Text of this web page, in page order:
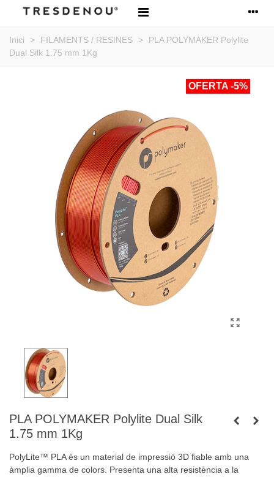
Inici > FILAMENTS / RESINES >
PLA POLYMAKER Polylite
Dual Silk 1.75 mm 1Kg
OFERTA -5%
PLA POLYMAKER Polylite Dual Silk
1.75 mm 1Kg
PolyLite™ PLA és un material de impressió 3D fiable amb una
àmplia gamma de colors. Presenta una alta resistència a la